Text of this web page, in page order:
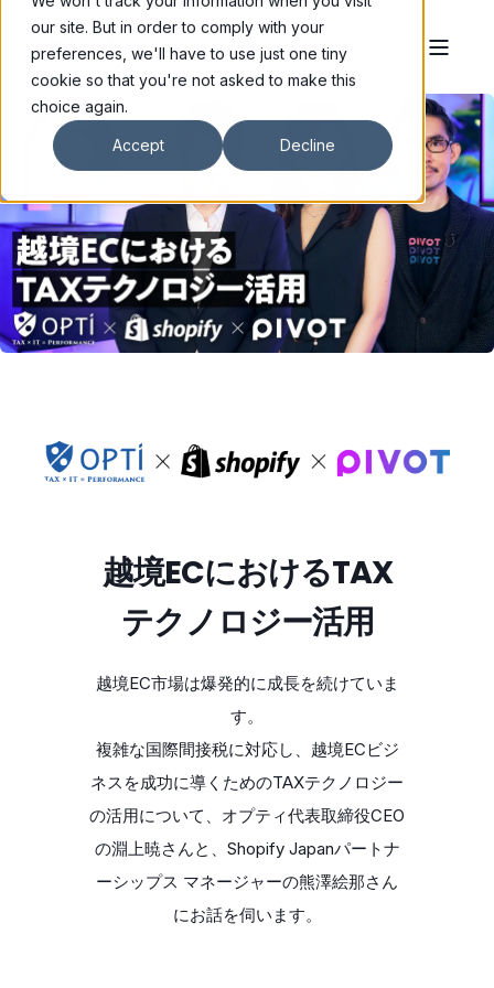
our site. But in order to comply with your
preferences, we'll have to use just one tiny
cookie so that you're not asked to make this
choice again.
Accept Decline
越境ECにおけるTAX
テクノロジー活用
越境EC市場は爆発的に成長を続けていま
す。
複雑な国際間接税に対応し、越境ECビジ
ネスを成功に導くためのTAXテクノロジー
の活用について、オプティ代表取締役CEO
の淵上暁さんと、Shopify Japanパートナ
ーシップス マネージャーの熊澤絵那さん
にお話を伺います。